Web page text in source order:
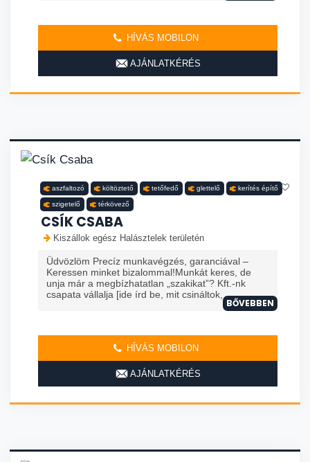
HÍVÁS MOBILON
AJÁNLATKÉRÉS
aszfaltozó költöztető tetőfedő glettelő kerítés építő
szigetelő térkövező
CSÍK CSABA
Kiszállok egész Halásztelek területén
Üdvözlöm Precíz munkavégzés, garanciával –
Keressen minket bizalommal!Munkát keres, de
unja már a megbízhatatlan „szakikat”? Kft.-nk
csapata vállalja [ide írd be, mit csináltok, ...
BŐVEBBEN
HÍVÁS MOBILON
AJÁNLATKÉRÉS